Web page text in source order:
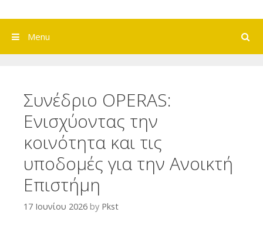
Search
Menu
Συνέδριο OPERAS:
Ενισχύοντας την
κοινότητα και τις
υποδομές για την Ανοικτή
Επιστήμη
17 Ιουνίου 2026 by Pkst